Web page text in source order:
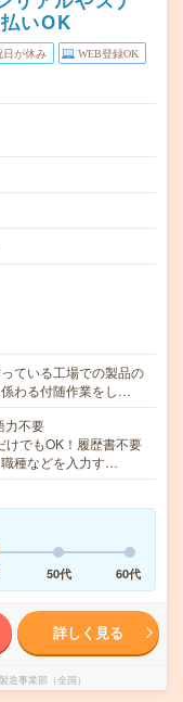
いOK
日が休み WEB登録OK
ている工場での製品の
わる付随作業をし…
力不要
でもOK！履歴書不要
種などを入力す…
50代 60代
詳しく見る
事業部（全国）